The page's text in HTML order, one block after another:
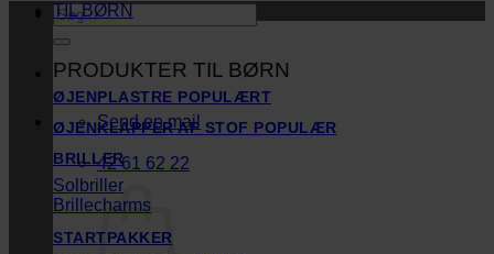
Søg
efter:
Send en mail
42 61 62 22
TIL BØRN
PRODUKTER TIL BØRN
ØJENPLASTRE
ØJENKLAPPER AF STOF
BRILLER
Solbriller
Brillecharms
STARTPAKKER